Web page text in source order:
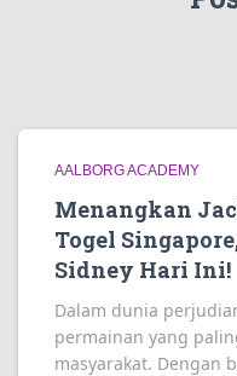
AALBORG ACADEMY
Menangkan
Togel
Sidney Hari Ini!
Dalam dunia
permainan yang
masyarakat. Dengan